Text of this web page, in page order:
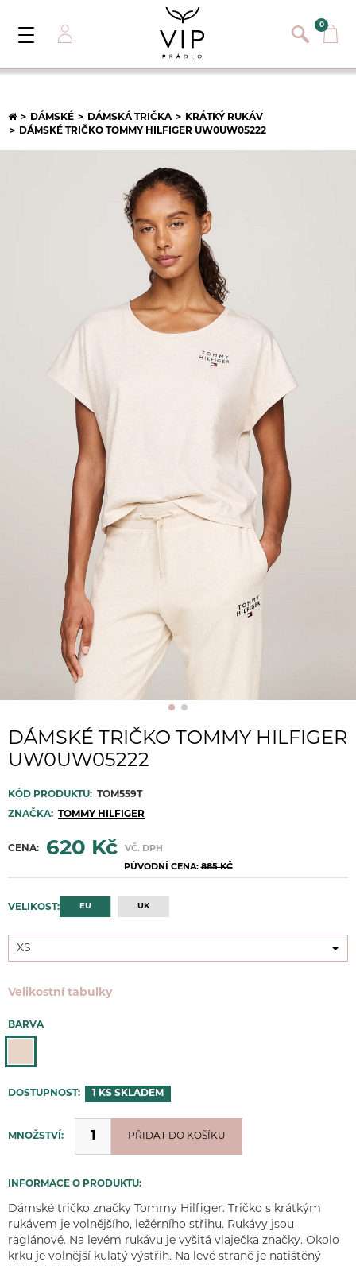
Přihlásit se
Registrace nového zákazníka
Zapomněli jste heslo ?
0
Toggle
DÁMSKÉ DÁMSKÁ TRIČKA
KRÁTKÝ RUKÁV
DÁMSKÉ TRIČKO TOMMY HILFIGER UW0UW05222
DÁMSKÉ TRIČKO TOMMY HILFIGER
UW0UW05222
KÓD PRODUKTU: TOM559T
ZNAČKA: TOMMY HILFIGER
CENA: 620 Kč VČ. DPH
PŮVODNÍ CENA:885 KČ
VELIKOST: EU UK
XS
XS
Velikostní tabulky
BARVA
DOSTUPNOST: 1 KS SKLADEM
MNOŽSTVÍ:
PŘIDÁNO PŘIDAT DO KOŠÍKU
INFORMACE O PRODUKTU:
Dámské tričko značky Tommy Hilfiger. Tričko s krátkým
rukávem je volnějšího, ležérního střihu. Rukávy jsou
raglánové. Na levém rukávu je vyšitá vlaječka značky. Okolo
krku je volnější kulatý výstřih. Na levé straně je natištěný